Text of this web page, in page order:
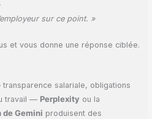
sur ce point. »
et vous donne une réponse ciblée.
salariale, obligations
travail — Perplexity ou la
de Gemini produisent des